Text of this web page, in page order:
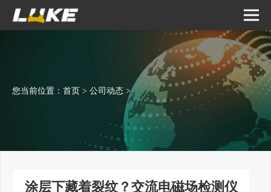
您当前位置： 首页 > 公司动态 >
涂层下藏着裂纹？交流电磁场检测仪